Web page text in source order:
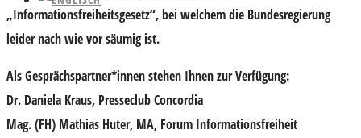
„Informationsfreiheitsgesetz“, bei welchem die Bundesregierung
leider nach wie vor säumig ist.
Als Gesprächspartner*innen stehen Ihnen zur Verfügung:
Dr. Daniela Kraus, Presseclub Concordia
Mag. (FH) Mathias Huter, MA, Forum Informationsfreiheit